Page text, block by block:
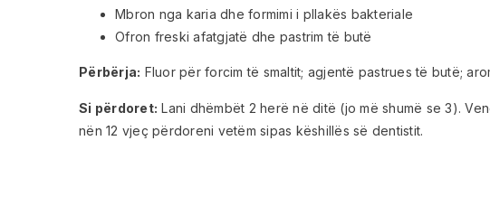
Mbron nga karia dhe formimi i pllakës bakteriale
Ofron freski afatgjatë dhe pastrim të butë
Përbërja: Fluor për forcim të smaltit; agjentë pastrues të butë;
Si përdoret: Lani dhëmbët 2 herë në ditë (jo më shumë se 3).
nën 12 vjeç përdoreni vetëm sipas këshillës së dentistit.